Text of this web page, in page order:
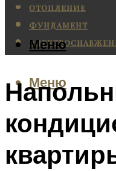
ОТОПЛЕНИЕ
ФУНДАМЕНТ
Меню
Меню